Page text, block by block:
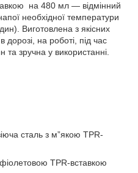
на 480 мл — відмінний
необхідної температури
Виготовлена з якісних
дорозі, на роботі, під час
зручна у використанні.
з м”якою TPR-
TPR-вставкою